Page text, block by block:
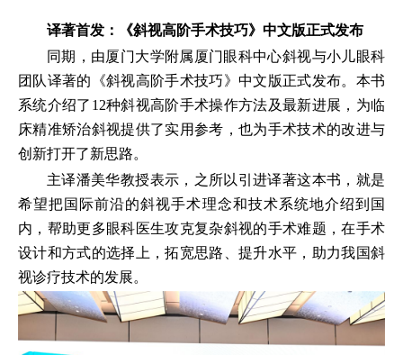
译著首发：《斜视高阶手术技巧》中文版正式发布
同期，由厦门大学附属厦门眼科中心斜视与小儿眼科
团队译著的《斜视高阶手术技巧》中文版正式发布。本书
系统介绍了12种斜视高阶手术操作方法及最新进展，为临
床精准矫治斜视提供了实用参考，也为手术技术的改进与
创新打开了新思路。
主译潘美华教授表示，之所以引进译著这本书，就是
希望把国际前沿的斜视手术理念和技术系统地介绍到国
内，帮助更多眼科医生攻克复杂斜视的手术难题，在手术
设计和方式的选择上，拓宽思路、提升水平，助力我国斜
视诊疗技术的发展。